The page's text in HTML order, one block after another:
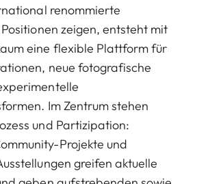
renommierte
zeigen, entsteht mit
eine flexible Plattform für
neue fotografische
Im Zentrum stehen
und Partizipation:
Projekte und
greifen aktuelle